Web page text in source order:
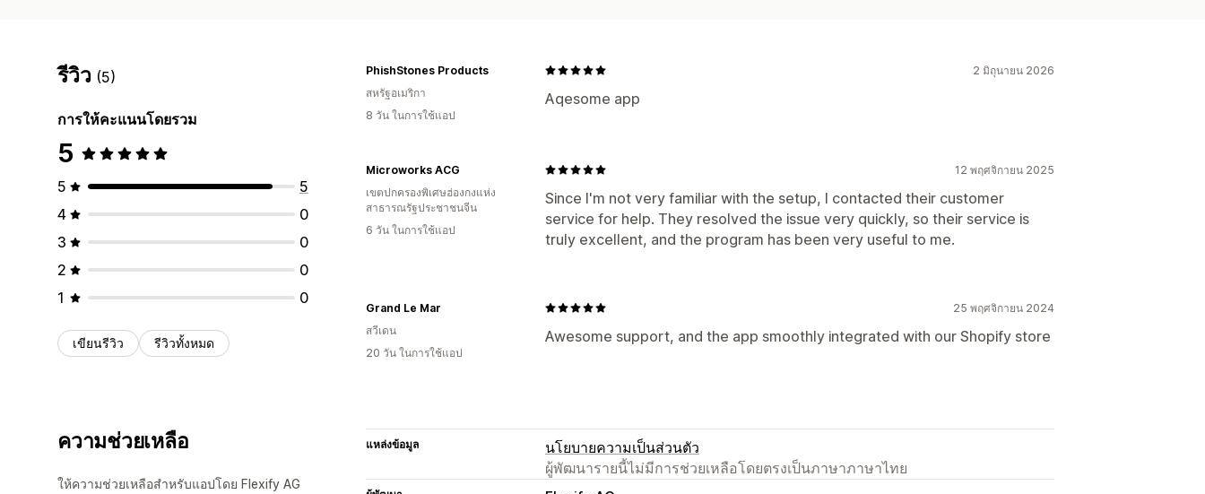
รีวิว (5)
การให้คะแนนโดยรวม
5
5
5
4
0
3
0
2
0
1
0
เขียนรีวิว รีวิวทั้งหมด
2 มิถุนายน 2026
Aqesome app
PhishStones Products
สหรัฐอเมริกา
8 วัน ในการใช้แอป
12 พฤศจิกายน 2025
Since I'm not very familiar with the setup, I contacted their customer
service for help. They resolved the issue very quickly, so their service is
truly excellent, and the program has been very useful to me.
Microworks ACG
เขตปกครองพิเศษฮ่องกงแห่ง
สาธารณรัฐประชาชนจีน
6 วัน ในการใช้แอป
25 พฤศจิกายน 2024
Awesome support, and the app smoothly integrated with our Shopify store
Grand Le Mar
สวีเดน
20 วัน ในการใช้แอป
ความช่วยเหลือ
ให้ความช่วยเหลือสำหรับแอปโดย Flexify AG
แหล่งข้อมูล
นโยบายความเป็นส่วนตัว
ผู้พัฒนารายนี้ไม่มีการช่วยเหลือโดยตรงเป็นภาษาภาษาไทย